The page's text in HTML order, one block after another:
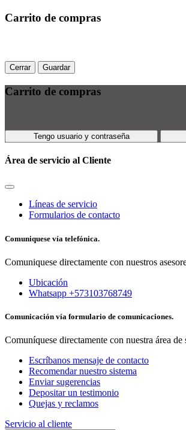
Carrito de compras
Cerrar Guardar
Carrito de compras
Tengo usuario y contraseña
Área de servicio al Cliente
Líneas de servicio
Formularios de contacto
Comuniquese vía telefónica.
Comuniquese directamente con nuestros
Ubicación
Whatsapp +573103768749
Comunicación vía formulario de comunicaciones.
Comuníquese directamente con nuestra área
Escríbanos mensaje de contacto
Recomendar nuestro sistema
Enviar sugerencias
Depositar un testimonio
Quejas y reclamos
Servicio al cliente